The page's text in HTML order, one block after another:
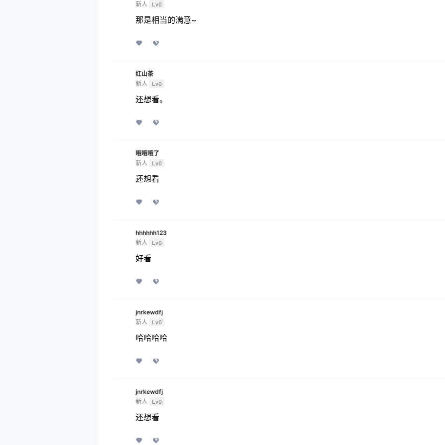
新人 Lv0
那是相当的满意~
红山茶
新人 Lv0
还想看。
哦哦哦了
新人 Lv0
还想看
hhhhhh123
新人 Lv0
好看
jnrkewdfj
新人 Lv0
哈哈哈哈
jnrkewdfj
新人 Lv0
还想看